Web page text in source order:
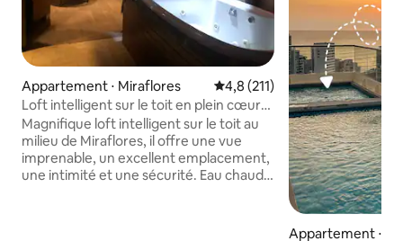
Appartement ⋅ Miraflores Évaluation moyenne sur la
4,8 (211)
Loft intelligent sur le toit en plein cœur
de miraflores
Magnifique loft intelligent sur le toit au
milieu de Miraflores, il offre une vue
imprenable, un excellent emplacement,
une intimité et une sécurité. Eau chaude
Appartement ⋅